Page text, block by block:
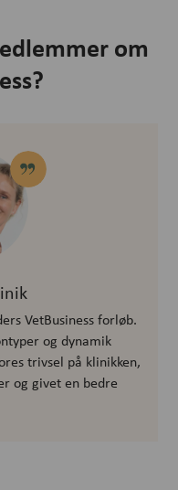
om
VetBusiness forløb.
og dynamik
trivsel på klinikken,
og givet en bedre